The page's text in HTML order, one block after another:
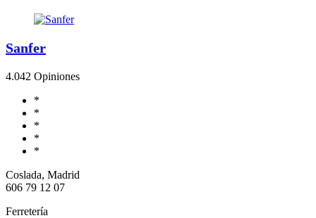
Sanfer
4.042 Opiniones
*
*
*
*
*
Coslada, Madrid
606 79 12 07
Ferretería